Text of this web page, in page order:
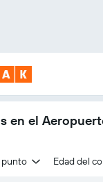
en el
punto Edad del